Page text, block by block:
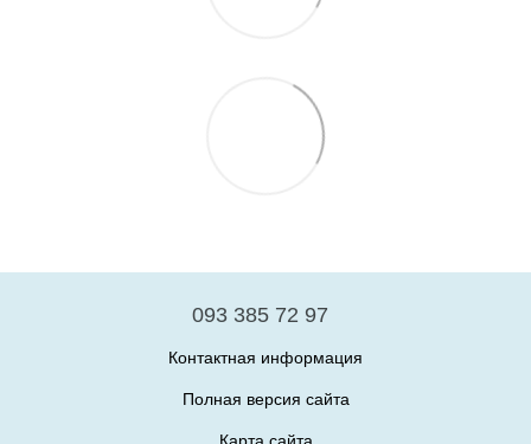
093 385 72 97
Контактная информация
Полная версия сайта
Карта сайта